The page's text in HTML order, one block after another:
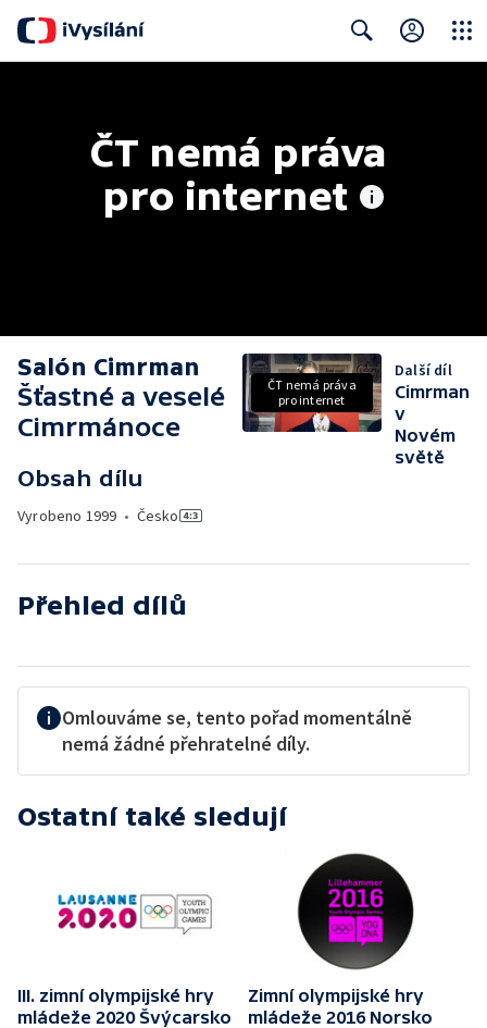
ČT nemá práva
pro internet
Salón Cimrman
Šťastné a veselé
Cimrmánoce
Obsah dílu
Vyrobeno 1999 • Česko
ČT nemá práva
pro internet
Další díl
Cimrman
v
Novém
světě
Přehled dílů
Omlouváme se, tento pořad momentálně
nemá žádné přehratelné díly.
Ostatní také sledují
III. zimní olympijské hry
mládeže 2020 Švýcarsko
Zimní olympijské hry
mládeže 2016 Norsko